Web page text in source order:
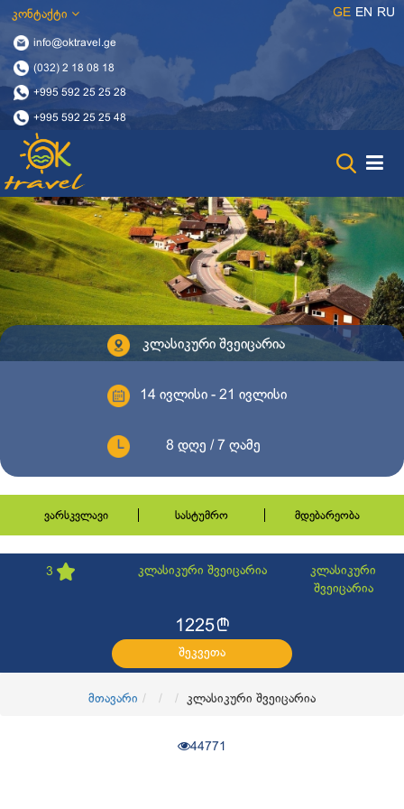
კონტაქტი
info@oktravel.ge
(032) 2 18 08 18
+995 592 25 25 28
+995 592 25 25 48
GE EN RU
კლასიკური შვეიცარია
14 ივლისი - 21 ივლისი
8 დღე / 7 ღამე
ვარსკვლავი სასტუმრო მდებარეობა
3 კლასიკური შვეიცარია
კლასიკური
შვეიცარია
1225l
შეკვეთა
მთავარი კლასიკური შვეიცარია
44771